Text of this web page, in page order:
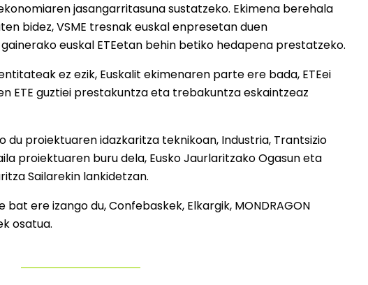
jasangarritasuna sustatzeko. Ekimena berehala
bidez, VSME tresnak euskal enpresetan duen
euskal ETEetan behin betiko hedapena prestatzeko.
ez ezik, Euskalit ekimenaren parte ere bada, ETEei
ETE guztiei prestakuntza eta trebakuntza eskaintzeaz
du proiektuaren idazkaritza teknikoan, Industria, Trantsizio
proiektuaren buru dela, Eusko Jaurlaritzako Ogasun eta
Sailarekin lankidetzan.
ere izango du, Confebaskek, Elkargik, MONDRAGON
osatua.